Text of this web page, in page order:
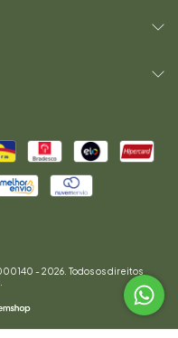
- 2026. Todos os direitos